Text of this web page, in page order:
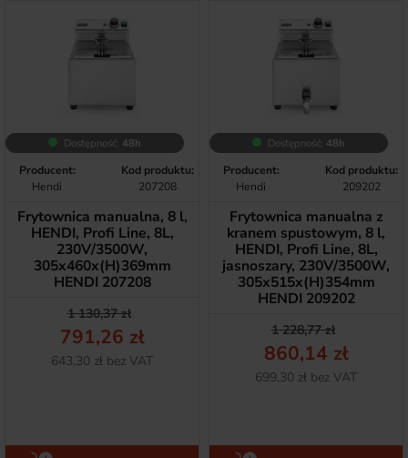
Dostępność: 48h
Producent:
Hendi
Kod produktu:
207208
Frytownica manualna, 8 l,
HENDI, Profi Line, 8L,
230V/3500W,
305x460x(H)369mm
HENDI 207208
Cena podstawowa
1 130,37 zł
Cena
791,26 zł
Netto
643,30 zł bez VAT
Dostępność: 48h
Producent:
Hendi
Kod produktu:
209202
Frytownica manualna z
kranem spustowym, 8 l,
HENDI, Profi Line, 8L,
jasnoszary, 230V/3500W,
305x515x(H)354mm
HENDI 209202
Cena
1 228,77 zł
Cena
860,14 zł
Netto
699,30 zł bez VAT